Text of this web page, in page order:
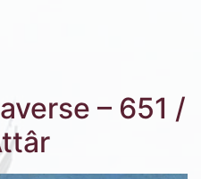
– 651 /